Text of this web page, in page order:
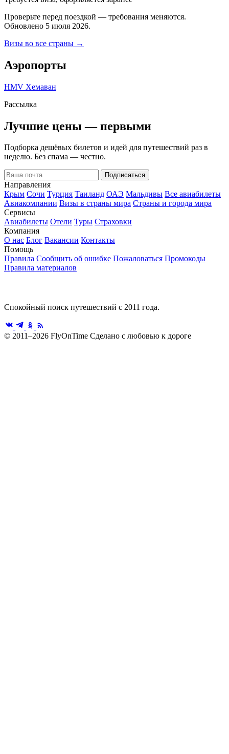
Проверьте перед поездкой — требования меняются.
Обновлено 5 июля 2026.
Визы во все страны →
Аэропорты
HMV Хемаван
Рассылка
Лучшие цены — первыми
Подборка дешёвых билетов и идей для путешествий раз в
неделю. Без спама — честно.
Подписаться
Направления
Крым Сочи Турция Таиланд ОАЭ Мальдивы Все авиабилеты
Авиакомпании Визы в страны мира Страны и города мира
Сервисы
Авиабилеты Отели Туры Страховки
Компания
О нас Блог Вакансии Контакты
Помощь
Правила Сообщить об ошибке Пожаловаться Промокоды
Правила материалов
Спокойный поиск путешествий с 2011 года.
© 2011–2026 FlyOnTime Сделано с любовью к дороге